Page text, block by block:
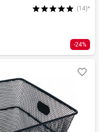
(14)*
-24%